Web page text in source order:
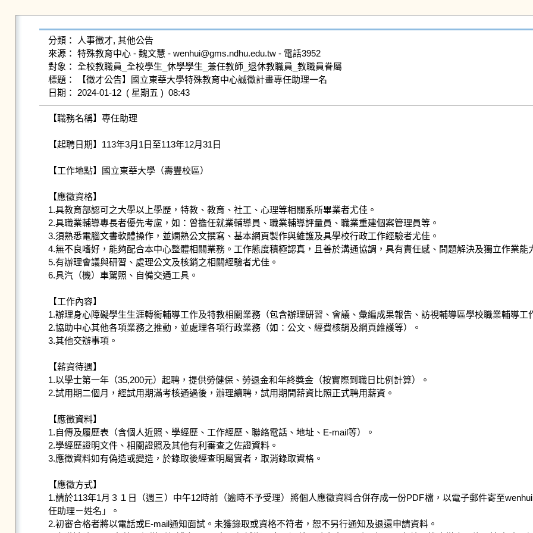
分類： 人事徵才, 其他公告
來源： 特殊教育中心 - 魏文慧 - wenhui@gms.ndhu.edu.tw - 電話3952
對象： 全校教職員_全校學生_休學學生_兼任教師_退休教職員_教職員眷屬
標題： 【徵才公告】國立東華大學特殊教育中心誠徵計畫專任助理一名
日期： 2024-01-12  ( 星期五 )  08:43
【職務名稱】專任助理
【起聘日期】113年3月1日至113年12月31日
【工作地點】國立東華大學（壽豐校區）
【應徵資格】
1.具教育部認可之大學以上學歷，特教、教育、社工、心理等相關系所畢業者尤佳。
2.具職業輔導專長者優先考慮，如：曾擔任就業輔導員、職業輔導評量員、職業重建個案管理員等。
3.須熟悉電腦文書軟體操作，並嫻熟公文撰寫、基本網頁製作與維護及具學校行政工作經驗者尤佳。
4.無不良嗜好，能夠配合本中心整體相關業務。工作態度積極認真，且善於溝通協調，具有責任感、問題解決及獨立作業能
5.有辦理會議與研習、處理公文及核銷之相關經驗者尤佳。
6.具汽（機）車駕照、自備交通工具。
【工作內容】
1.辦理身心障礙學生生涯轉銜輔導工作及特教相關業務（包含辦理研習、會議、彙編成果報告、訪視輔導區學校職業輔導
2.協助中心其他各項業務之推動，並處理各項行政業務（如：公文、經費核銷及網頁維護等）。
3.其他交辦事項。
【薪資待遇】
1.以學士第一年（35,200元）起聘，提供勞健保、勞退金和年終獎金（按實際到職日比例計算）。
2.試用期二個月，經試用期滿考核通過後，辦理續聘，試用期間薪資比照正式聘用薪資。
【應徵資料】
1.自傳及履歷表（含個人近照、學經歷、工作經歷、聯絡電話、地址、E-mail等）。
2.學經歷證明文件、相關證照及其他有利審查之佐證資料。
3.應徵資料如有偽造或變造，於錄取後經查明屬實者，取消錄取資格。
【應徵方式】
1.請於113年1月３１日（週三）中午12時前（逾時不予受理）將個人應徵資料合併存成一份PDF檔，以電子郵件寄至
任助理－姓名」。
2.初審合格者將以電話或E-mail通知面試。未獲錄取或資格不符者，恕不另行通知及退還申請資料。